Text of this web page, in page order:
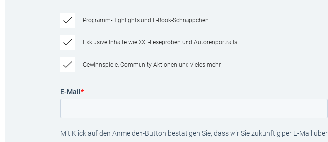
Programm-Highlights und E-Book-Schnäppchen
Exklusive Inhalte wie XXL-Leseproben und Autorenportraits
Gewinnspiele, Community-Aktionen und vieles mehr
E-Mail *
Mit Klick auf den Anmelden-Button bestätigen Sie, dass wir Sie zukünftig per E-Mail über